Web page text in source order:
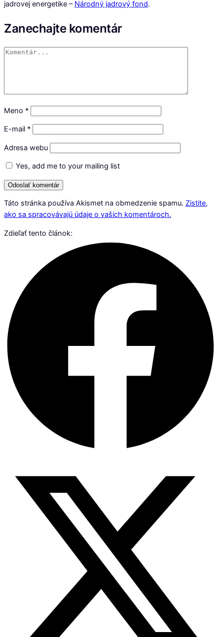
jadrovej energetike – Národný jadrový fond.
Zanechajte komentár
Meno *
E-mail *
Adresa webu
Yes, add me to your mailing list
Táto stránka používa Akismet na obmedzenie spamu. Zistite,
ako sa spracovávajú údaje o vašich komentároch.
Zdieľať tento článok: